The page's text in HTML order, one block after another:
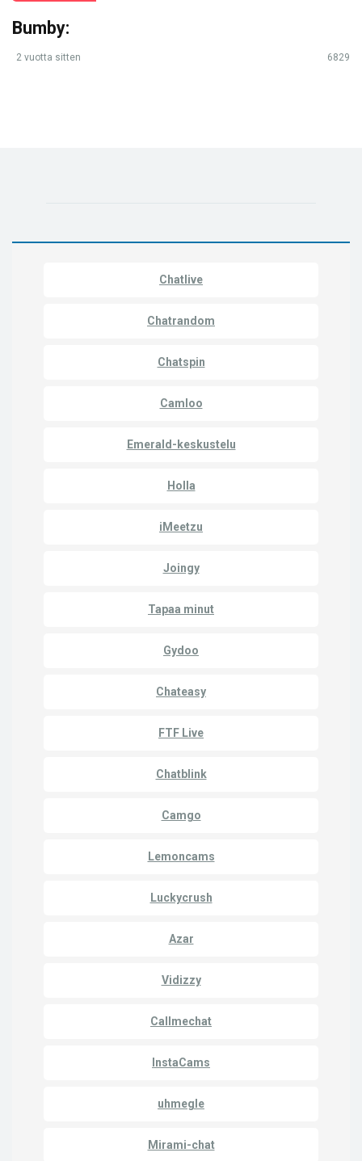
Bumby:
2 vuotta sitten 6829
Chatlive
Chatrandom
Chatspin
Camloo
Emerald-keskustelu
Holla
iMeetzu
Joingy
Tapaa minut
Gydoo
Chateasy
FTF Live
Chatblink
Camgo
Lemoncams
Luckycrush
Azar
Vidizzy
Callmechat
InstaCams
uhmegle
Mirami-chat